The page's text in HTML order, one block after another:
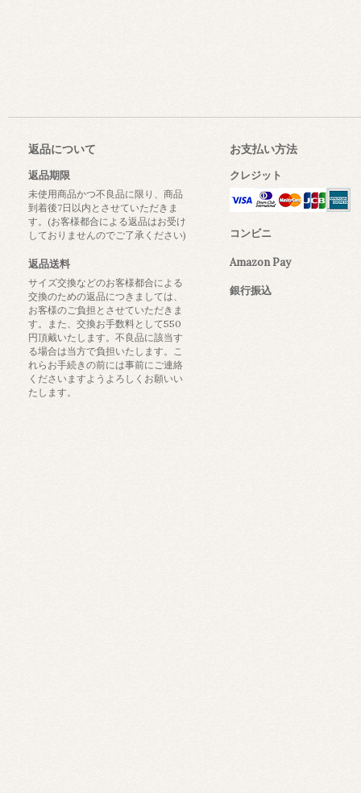
返品について
返品期限
未使用商品かつ不良品に限り、商品
到着後7日以内とさせていただきま
す。(お客様都合による返品はお受け
しておりませんのでご了承ください)
返品送料
サイズ交換などのお客様都合による
交換のための返品につきましては、
お客様のご負担とさせていただきま
す。また、交換お手数料として550
円頂戴いたします。不良品に該当す
る場合は当方で負担いたします。こ
れらお手続きの前には事前にご連絡
くださいますようよろしくお願いい
たします。
お支払い方法
クレジット
コンビニ
Amazon Pay
銀行振込